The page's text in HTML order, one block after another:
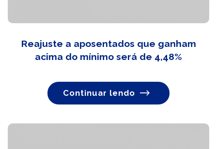
Reajuste a aposentados que ganham
acima do mínimo será de 4,48%
Continuar lendo